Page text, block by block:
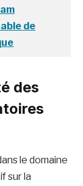
de
des
le domaine
sur la